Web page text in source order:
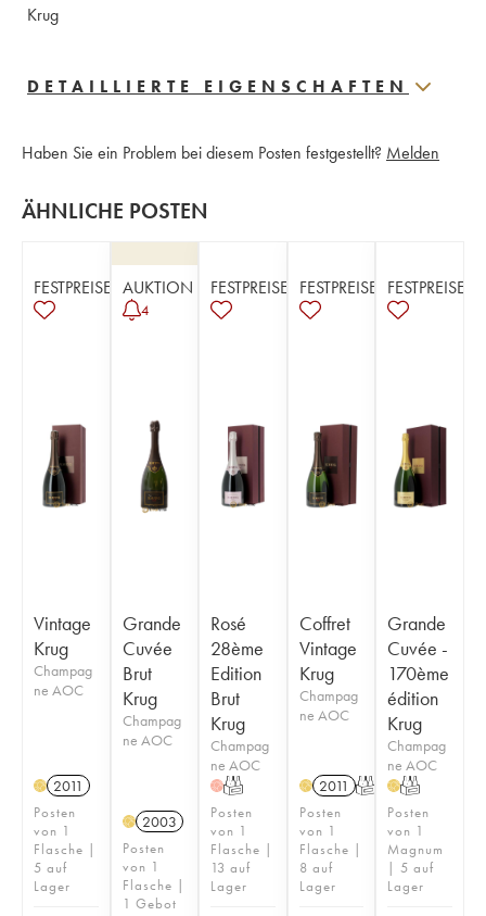
Krug
DETAILLIERTE EIGENSCHAFTEN
Haben Sie ein Problem bei diesem Posten festgestellt? Melden
ÄHNLICHE POSTEN
FESTPREISE
Vintage
Krug
Champag
ne AOC
H 2011
Posten
von 1
Flasche |
5 auf
Lager
AUKTION
4
Grande
Cuvée
Brut
Krug
Champag
ne AOC
H 2003
Posten
von 1
Flasche |
1 Gebot
FESTPREISE
Rosé
28ème
Edition
Brut
Krug
Champag
ne AOC
HT
Posten
von 1
Flasche |
13 auf
Lager
FESTPREISE
Coffret
Vintage
Krug
Champag
ne AOC
H 2011 T
Posten
von 1
Flasche |
8 auf
Lager
FESTPREISE
Grande
Cuvée -
170ème
édition
Krug
Champag
ne AOC
HT
Posten
von 1
Magnum
| 5 auf
Lager